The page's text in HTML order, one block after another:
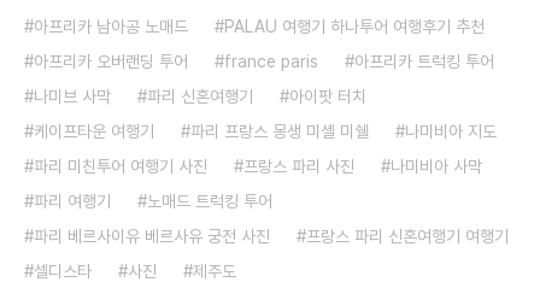
아프리카 남아공 노매드
PALAU 여행기 하나투어 여행후기 추천
아프리카 오버랜딩 투어
france paris
아프리카 트럭킹 투어
나미브 사막
파리 신혼여행기
아이팟 터치
케이프타운 여행기
파리 프랑스 몽생 미셸 미쉘
나미비아 지도
파리 미친투어 여행기 사진
프랑스 파리 사진
나미비아 사막
파리 여행기
노매드 트럭킹 투어
파리 베르사이유 베르사유 궁전 사진
프랑스 파리 신혼여행기 여행기
셀디스타
사진
제주도